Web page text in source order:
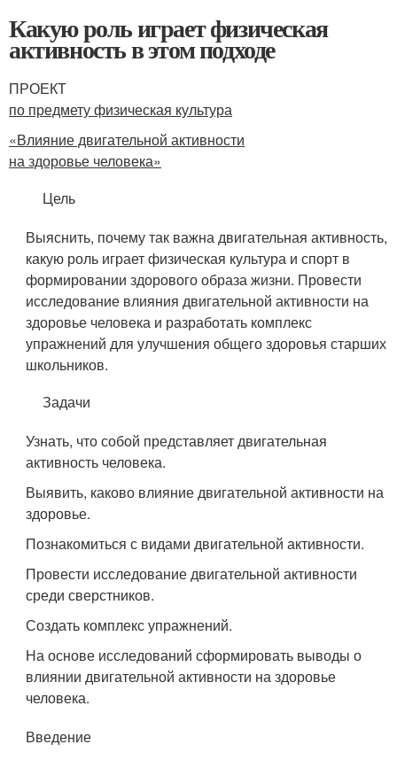
Какую роль играет физическая
активность в этом подходе
ПРОЕКТ
по предмету физическая культура
«Влияние двигательной активности
на здоровье человека»
Цель
Выяснить, почему так важна двигательная активность,
какую роль играет физическая культура и спорт в
формировании здорового образа жизни. Провести
исследование влияния двигательной активности на
здоровье человека и разработать комплекс
упражнений для улучшения общего здоровья старших
школьников.
Задачи
Узнать, что собой представляет двигательная
активность человека.
Выявить, каково влияние двигательной активности на
здоровье.
Познакомиться с видами двигательной активности.
Провести исследование двигательной активности
среди сверстников.
Создать комплекс упражнений.
На основе исследований сформировать выводы о
влиянии двигательной активности на здоровье
человека.
Введение